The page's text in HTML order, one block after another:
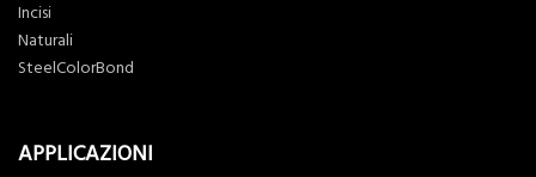
Incisi
Naturali
SteelColorBond
APPLICAZIONI